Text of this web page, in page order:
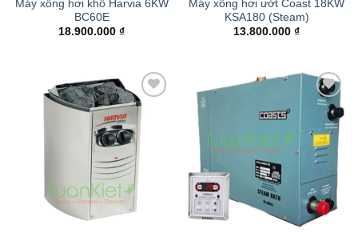
Máy xông hơi khô Harvia 6KW
BC60E
18.900.000 ₫
Máy xông hơi ướt Coast 18KW
KSA180 (Steam)
13.800.000 ₫
Add to
wishlist
Add to
wishlist